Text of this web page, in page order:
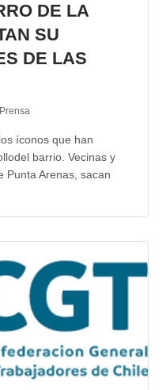
DE LA
SU
DE LAS
íconos que han
barrio. Vecinas y
Punta Arenas, sacan